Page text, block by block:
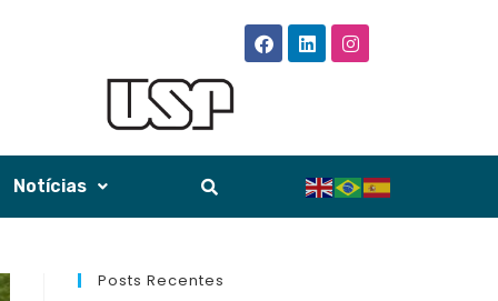
Notícias
Posts Recentes